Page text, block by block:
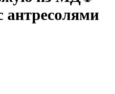
антресолями